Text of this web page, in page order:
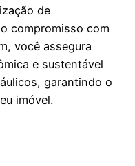
de
compromisso com
você assegura
e sustentável
garantindo o
imóvel.